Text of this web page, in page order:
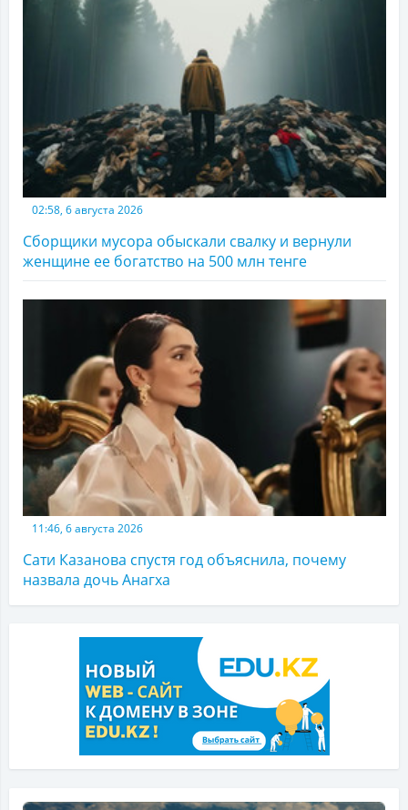
02:58, 6 августа 2026
Сборщики мусора обыскали свалку и вернули
женщине ее богатство на 500 млн тенге
11:46, 6 августа 2026
Сати Казанова спустя год объяснила, почему
назвала дочь Анагха